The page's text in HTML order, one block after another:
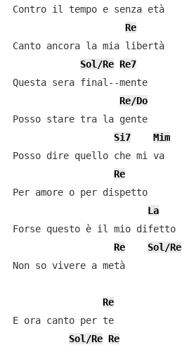
Contro il tempo e senza età
Re
Canto ancora la mia libertà
Sol/Re Re7
Questa sera final--mente
Re/Do
Posso stare tra la gente
Si7
Mim
Posso dire quello che mi va
Re
Per amore o per dispetto
La
Forse questo è il mio difetto
Re
Sol/Re
Non so vivere a metà
Re
E ora canto per te
Sol/Re Re